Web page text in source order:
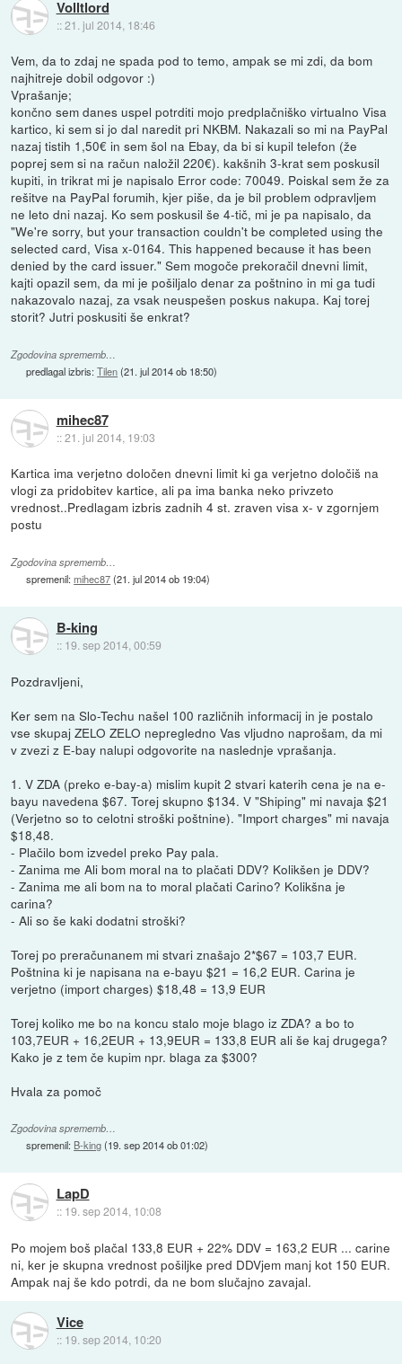
Volltlord
::21. jul 2014, 18:46
Vem, da to zdaj ne spada pod to temo, ampak se mi zdi, da bom
najhitreje dobil odgovor :)
Vprašanje;
končno sem danes uspel potrditi mojo predplačniško virtualno Visa
kartico, ki sem si jo dal naredit pri NKBM. Nakazali so mi na PayPal
nazaj tistih 1,50€ in sem šol na Ebay, da bi si kupil telefon (že
poprej sem si na račun naložil 220€). kakšnih 3-krat sem poskusil
kupiti, in trikrat mi je napisalo Error code: 70049. Poiskal sem že za
rešitve na PayPal forumih, kjer piše, da je bil problem odpravljem
ne leto dni nazaj. Ko sem poskusil še 4-tič, mi je pa napisalo, da
"We're sorry, but your transaction couldn't be completed using the
selected card, Visa x-0164. This happened because it has been
denied by the card issuer." Sem mogoče prekoračil dnevni limit,
kajti opazil sem, da mi je pošiljalo denar za poštnino in mi ga tudi
nakazovalo nazaj, za vsak neuspešen poskus nakupa. Kaj torej
storit? Jutri poskusiti še enkrat?
Zgodovina sprememb…
predlagal izbris:Tilen(21. jul 2014 ob 18:50)
mihec87
::21. jul 2014, 19:03
Kartica ima verjetno določen dnevni limit ki ga verjetno določiš na
vlogi za pridobitev kartice, ali pa ima banka neko privzeto
vrednost..Predlagam izbris zadnih 4 st. zraven visa x- v zgornjem
postu
Zgodovina sprememb…
spremenil:mihec87(21. jul 2014 ob 19:04)
B-king
:: 19. sep 2014, 00:59
Pozdravljeni,
Ker sem na Slo-Techu našel 100 različnih informacij in je postalo
vse skupaj ZELO ZELO nepregledno Vas vljudno naprošam, da mi
v zvezi z E-bay nalupi odgovorite na naslednje vprašanja.
1. V ZDA (preko e-bay-a) mislim kupit 2 stvari katerih cena je na e-
bayu navedena $67. Torej skupno $134. V "Shiping" mi navaja $21
(Verjetno so to celotni stroški poštnine). "Import charges" mi navaja
$18,48.
- Plačilo bom izvedel preko Pay pala.
- Zanima me Ali bom moral na to plačati DDV? Kolikšen je DDV?
- Zanima me ali bom na to moral plačati Carino? Kolikšna je
carina?
- Ali so še kaki dodatni stroški?
Torej po preračunanem mi stvari znašajo 2*$67 = 103,7 EUR.
Poštnina ki je napisana na e-bayu $21 = 16,2 EUR. Carina je
verjetno (import charges) $18,48 = 13,9 EUR
Torej koliko me bo na koncu stalo moje blago iz ZDA? a bo to
103,7EUR + 16,2EUR + 13,9EUR = 133,8 EUR ali še kaj drugega?
Kako je z tem če kupim npr. blaga za $300?
Hvala za pomoč
Zgodovina sprememb…
spremenil: B-king(19. sep 2014 ob 01:02)
LapD
:: 19. sep 2014, 10:08
Po mojem boš plačal 133,8 EUR + 22% DDV = 163,2 EUR ... carine
ni, ker je skupna vrednost pošiljke pred DDVjem manj kot 150 EUR.
Ampak naj še kdo potrdi, da ne bom slučajno zavajal.
Vice
:: 19. sep 2014, 10:20